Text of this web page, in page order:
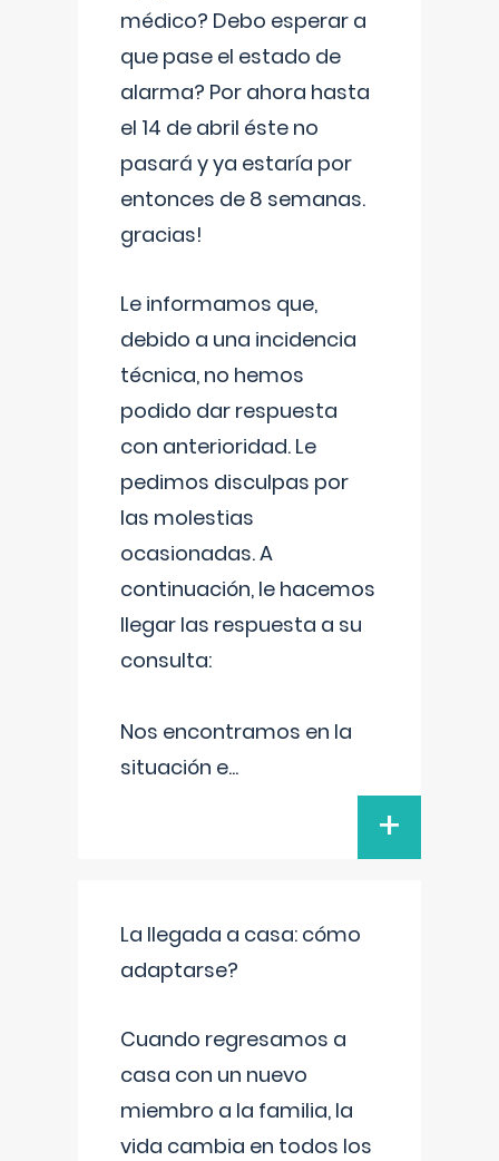
médico? Debo esperar a
que pase el estado de
alarma? Por ahora hasta
el 14 de abril éste no
pasará y ya estaría por
entonces de 8 semanas.
gracias!
Le informamos que,
debido a una incidencia
técnica, no hemos
podido dar respuesta
con anterioridad. Le
pedimos disculpas por
las molestias
ocasionadas. A
continuación, le hacemos
llegar las respuesta a su
consulta:
Nos encontramos en la
situación e...
+
La llegada a casa: cómo
adaptarse?
Cuando regresamos a
casa con un nuevo
miembro a la familia, la
vida cambia en todos los